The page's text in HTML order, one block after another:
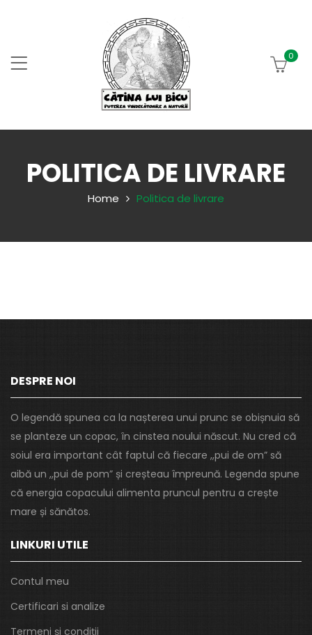
0
POLITICA DE LIVRARE
Home Politica de livrare
DESPRE NOI
O legendă spunea ca la nașterea unui prunc se obișnuia să
se planteze un copac, în cinstea noului născut. Nu cred că
soiul era important cât faptul că fiecare ,,pui de om” să
aibă un ,,pui de pom” și creșteau împreună. Legenda spune
că energia copacului alimenta pruncul pentru a crește
mare și sănătos.
LINKURI UTILE
Contul meu
Certificari si analize
Termeni și condiții